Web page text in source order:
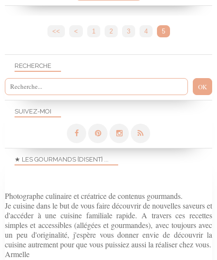
<< < 1 2 3 4 5
SUIVEZ-MOI
RECHERCHE
★ LES GOURMANDS {DISENT} ...
Photographe culinaire et créatrice de contenus gourmands.
Je cuisine dans le but de vous faire découvrir de nouvelles saveurs et
d'accéder à une cuisine familiale rapide. A travers ces recettes
simples et accessibles (allégées et gourmandes), avec toujours avec
un peu d'originalité, j'espère vous donner envie de découvrir la
cuisine autrement pour que vous puissiez aussi la réaliser chez vous.
Armelle